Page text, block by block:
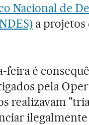
Nacional de
a projetos
feira é
pela
realizavam